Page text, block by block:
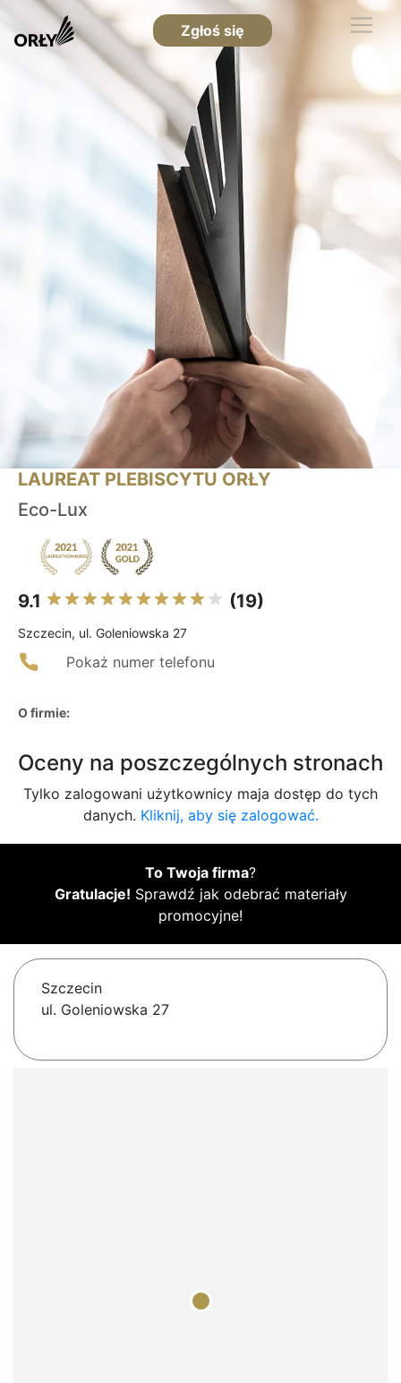
Zgłoś się
LAUREAT PLEBISCYTU ORŁY
Eco-Lux
9.1 (19)
Szczecin, ul. Goleniowska 27
Pokaż numer telefonu
O firmie:
Oceny na poszczególnych stronach
Tylko zalogowani użytkownicy maja dostęp do tych
danych. Kliknij, aby się zalogować.
To Twoja firma?
Gratulacje! Sprawdź jak odebrać materiały
promocyjne!
Szczecin
ul. Goleniowska 27